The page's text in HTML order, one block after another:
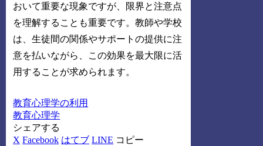
おいて重要な現象ですが、限界と注意点
を理解することも重要です。教師や学校
は、生徒間の関係やサポートの提供に注
意を払いながら、この効果を最大限に活
用することが求められます。
教育心理学の利用
教育心理学
シェアする
X Facebook はてブ LINE コピー